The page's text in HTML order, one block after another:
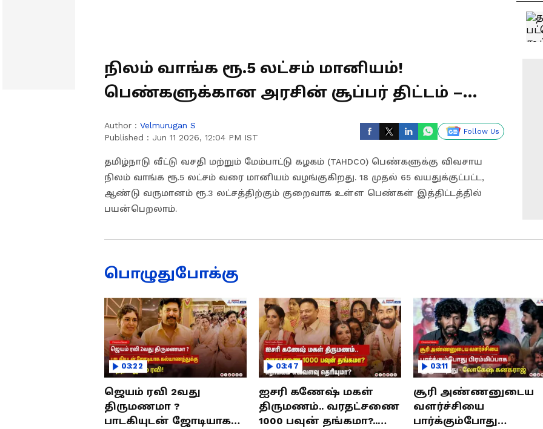
நிலம் வாங்க ரூ.5 லட்சம் மானியம்!
பெண்களுக்கான அரசின் சூப்பர் திட்டம் –
Author : Velmurugan S
Published : Jun 11 2026, 12:04 PM IST
Follow Us
தமிழ்நாடு வீட்டு வசதி மற்றும் மேம்பாட்டு கழகம் (TAHDCO) பெண்களுக்கு விவசாய
நிலம் வாங்க ரூ.5 லட்சம் வரை மானியம் வழங்குகிறது. 18 முதல் 65 வயதுக்குட்பட்ட,
ஆண்டு வருமானம் ரூ.3 லட்சத்திற்கும் குறைவாக உள்ள பெண்கள் இத்திட்டத்தில்
பயன்பெறலாம்.
பொழுதுபோக்கு
03:22
ஜெயம் ரவி 2வது
திருமணமா ?
பாடகியுடன் ஜோடியாக
03:47
ஐசரி கணேஷ் மகள்
திருமணம்.. வரதட்சணை
1000 பவுன் தங்கமா?..
03:11
சூரி அண்ணனுடைய
வளர்ச்சியை
பார்க்கும்போது